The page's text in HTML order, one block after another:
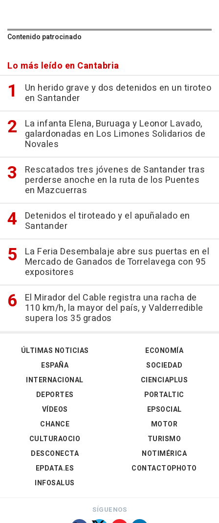
Contenido patrocinado
Lo más leído en Cantabria
Un herido grave y dos detenidos en un tiroteo
en Santander
La infanta Elena, Buruaga y Leonor Lavado,
galardonadas en Los Limones Solidarios de
Novales
Rescatados tres jóvenes de Santander tras
perderse anoche en la ruta de los Puentes
en Mazcuerras
Detenidos el tiroteado y el apuñalado en
Santander
La Feria Desembalaje abre sus puertas en el
Mercado de Ganados de Torrelavega con 95
expositores
El Mirador del Cable registra una racha de
110 km/h, la mayor del país, y Valderredible
supera los 35 grados
ÚLTIMAS NOTICIAS
ESPAÑA
INTERNACIONAL
DEPORTES
VÍDEOS
ECONOMÍA
SOCIEDAD
CIENCIAPLUS
PORTALTIC
EPSOCIAL
CHANCE
CULTURAOCIO
DESCONECTA
EPDATA.ES
INFOSALUS
MOTOR
TURISMO
NOTIMÉRICA
CONTACTOPHOTO
SÍGUENOS